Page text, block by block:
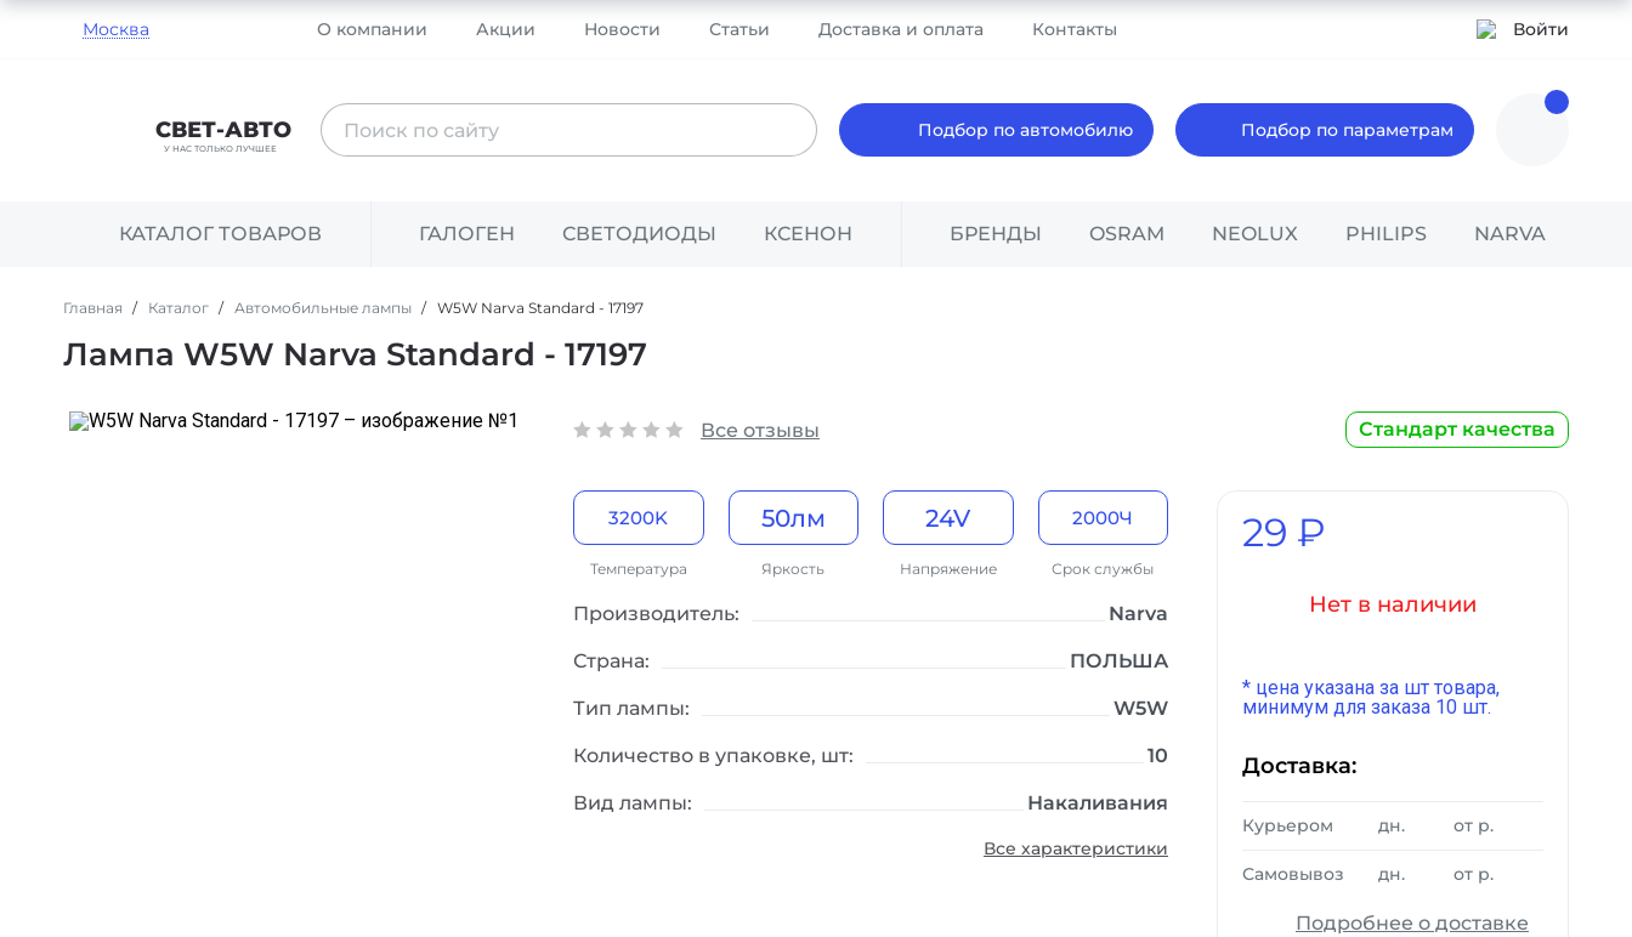
СВЕТ-АВТО
У НАС ТОЛЬКО ЛУЧШЕЕ
Поиск
по
сайту
Подбор по автомобилю Подбор по параметрам
Москва О компании Акции Новости Статьи Доставка и оплата Контакты Войти
КАТАЛОГ ТОВАРОВ ГАЛОГЕН СВЕТОДИОДЫ КСЕНОН БРЕНДЫ OSRAM NEOLUX PHILIPS NARVA
Главная Каталог Автомобильные лампы W5W Narva Standard - 17197
Лампа W5W Narva Standard - 17197
Все отзывы Стандарт качества
3200K
Стандартный
желтоватый
цвет
Температура
50лм
Стандартное
освещение
Яркость
24V
Грузовой
транспорт
Напряжение
2000Ч
Стандартный
срок службы
Срок службы
Производитель: Narva
Страна: ПОЛЬША
Тип лампы: W5W
Количество в упаковке, шт: 10
Вид лампы: Накаливания
Все характеристики
29 ₽
Нет в наличии
* цена указана за шт товара,
минимум для заказа 10 шт.
Доставка:
Курьером дн. от р.
Самовывоз дн. от р.
Подробнее о доставке